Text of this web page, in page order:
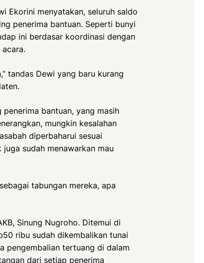
Ekorini menyatakan, seluruh saldo
penerima bantuan. Seperti bunyi
ini berdasar koordinasi dengan
acara.
tandas Dewi yang baru kurang
bantuan, yang masih
mungkin kesalahan
diperbaharui sesuai
sudah menawarkan mau
tabungan mereka, apa
Sinung Nugroho. Ditemui di
ribu sudah dikembalikan tunai
pengembalian tertuang di dalam
dari setiap penerima